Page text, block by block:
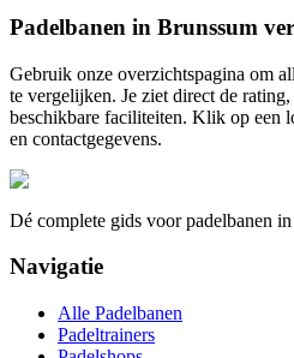
Padelbanen in Brunssum
Gebruik onze overzichtspagina om
te vergelijken. Je ziet direct de
beschikbare faciliteiten. Klik op een
en contactgegevens.
Dé complete gids voor padelbanen
Navigatie
Alle Padelbanen
Padeltrainers